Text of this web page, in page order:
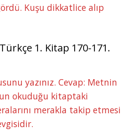
Kuşu dikkatlice alıp
Türkçe 1. Kitap 170-171.
yazınız. Cevap: Metnin
okuduğu kitaptaki
merakla takip etmesi